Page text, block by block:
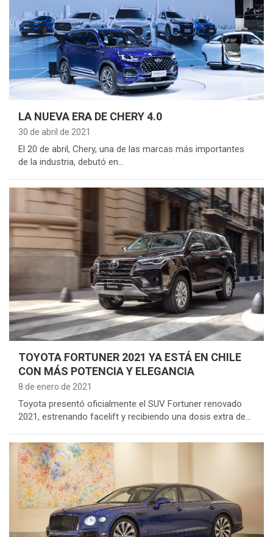
LA NUEVA ERA DE CHERY 4.0
30 de abril de 2021
El 20 de abril, Chery, una de las marcas más importantes
de la industria, debutó en…
TOYOTA FORTUNER 2021 YA ESTÁ EN CHILE
CON MÁS POTENCIA Y ELEGANCIA
8 de enero de 2021
Toyota presentó oficialmente el SUV Fortuner renovado
2021, estrenando facelift y recibiendo una dosis extra de…